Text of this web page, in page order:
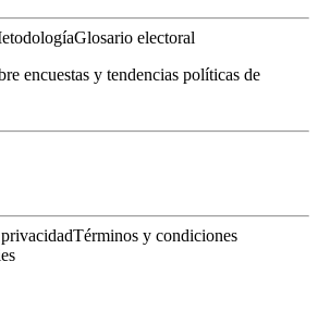
Glosario electoral
encuestas y tendencias políticas de
Términos y condiciones